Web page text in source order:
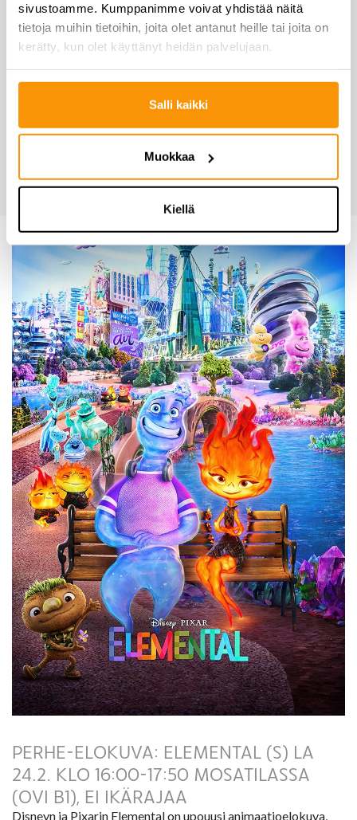
sivustoamme. Kumppanimme voivat yhdistää näitä
tietoja muihin tietoihin, joita olet antanut heille tai joita on
kerätty, kun olet käyttänyt heidän palvelujaan.
Salli kaikki
Muokkaa
Kiellä
PERHE-ELOKUVA: ELEMENTAL (S) LA
24.2. KLO 16:00-17:50 MOSATILASSA
(OVI B1), EI IKÄRAJAA
Disneyn ja Pixarin Elemental on upouusi animaatioelokuva,